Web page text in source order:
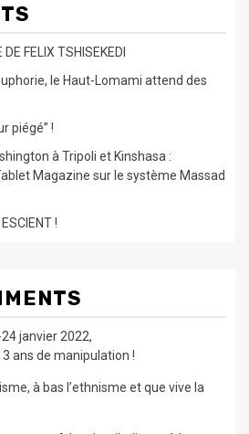
FELIX TSHISEKEDI
le Haut-Lomami attend des
piégé” !
à Tripoli et Kinshasa :
Magazine sur le système Massad
!
janvier 2022,
3 ans de manipulation !
à bas l’ethnisme et que vive la